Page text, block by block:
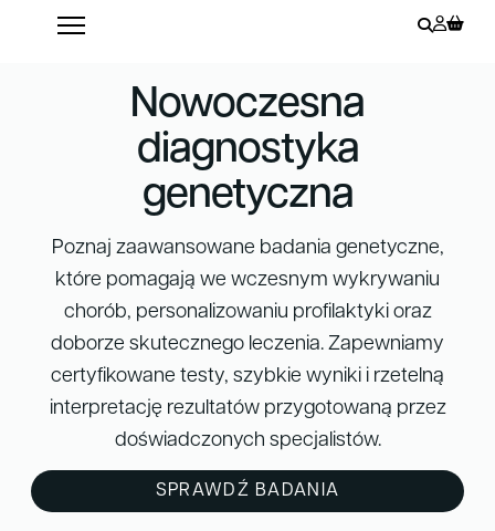
Nowoczesna
diagnostyka
genetyczna
Poznaj zaawansowane badania genetyczne,
które pomagają we wczesnym wykrywaniu
chorób, personalizowaniu profilaktyki oraz
doborze skutecznego leczenia. Zapewniamy
certyfikowane testy, szybkie wyniki i rzetelną
interpretację rezultatów przygotowaną przez
doświadczonych specjalistów.
SPRAWDŹ BADANIA